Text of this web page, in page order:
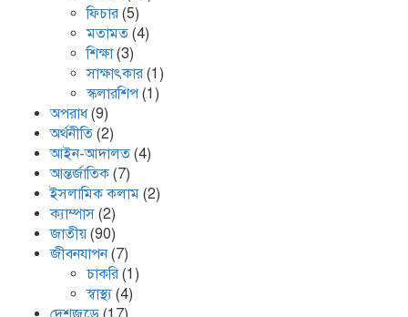
ফিচার (5)
মতামত (4)
শিক্ষা(3)
সাক্ষাৎকার (1)
স্কলারশিপ (1)
অপরাধ(9)
অর্থনীতি (2)
আইন-আদালত (4)
আন্তর্জাতিক(7)
ইসলামিক কলাম (2)
ক্যাম্পাস (2)
জাতীয়(90)
জীবনযাপন(7)
চাকরি (1)
স্বাস্থ্য (4)